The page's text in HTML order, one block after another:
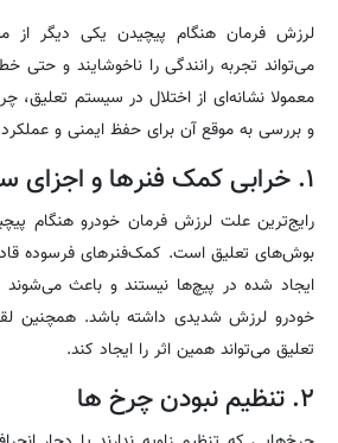
لرزش فرمان هنگام پیچیدن یکی دیگر از
می‌تواند تجربه رانندگی را ناخوشایند و حتی
معمولا نشانه‌ای از اختلال در سیستم تعلیق،
و بررسی به موقع آن برای حفظ ایمنی و
۱. خرابی کمک فنرها و اجزای سیستم تعلیق
رایج‌ترین علت لرزش فرمان خودرو هنگام
بوش‌های تعلیق است. کمک‌فنرهای فرسوده
ایجاد شده در پیچ‌ها نیستند و باعث
خودرو لرزش شدیدی داشته باشد. همچنین
تعلیق می‌تواند همین اثر را ایجاد کند.
۲. تنظیم نبودن چرخ ها